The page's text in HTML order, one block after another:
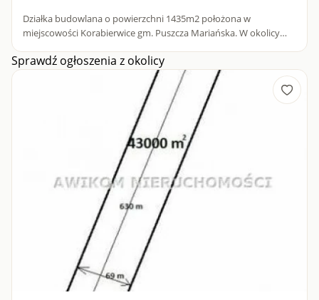
Działka budowlana o powierzchni 1435m2 położona w
miejscowości Korabierwice gm. Puszcza Mariańska. W okolicy
Zaprasza...
Sprawdź ogłoszenia z okolicy